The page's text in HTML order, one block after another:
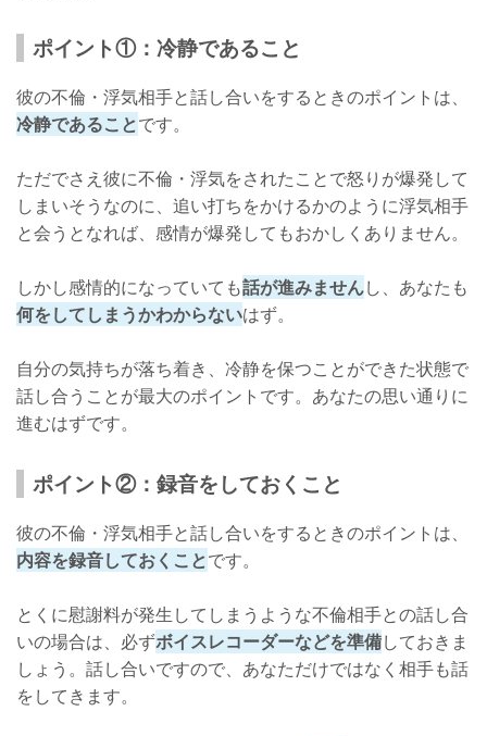
ポイント①：冷静であること
彼の不倫・浮気相手と話し合いをするときのポイントは、
冷静であることです。
ただでさえ彼に不倫・浮気をされたことで怒りが爆発して
しまいそうなのに、追い打ちをかけるかのように浮気相手
と会うとなれば、感情が爆発してもおかしくありません。
しかし感情的になっていても話が進みませんし、あなたも
何をしてしまうかわからないはず。
自分の気持ちが落ち着き、冷静を保つことができた状態で
話し合うことが最大のポイントです。あなたの思い通りに
進むはずです。
ポイント②：録音をしておくこと
彼の不倫・浮気相手と話し合いをするときのポイントは、
内容を録音しておくことです。
とくに慰謝料が発生してしまうような不倫相手との話し合
いの場合は、必ずボイスレコーダーなどを準備しておきま
しょう。話し合いですので、あなただけではなく相手も話
をしてきます。